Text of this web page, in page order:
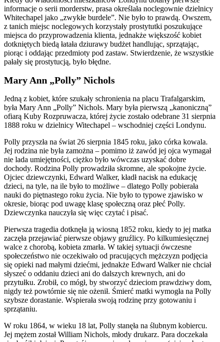
informacje o serii morderstw, prasa określała noclegownie dzielnicy
Whitechapel jako „zwykłe burdele”. Nie było to prawdą. Owszem,
z tanich miejsc noclegowych korzystały prostytutki poszukujące
miejsca do przyprowadzenia klienta, jednakże większość kobiet
dotkniętych biedą łatała dziurawy budżet handlując, sprzątając,
piorąc i oddając przedmioty pod zastaw. Stwierdzenie, że wszystkie
pałały się prostytucją, było błędne.
Mary Ann „Polly” Nichols
Jedną z kobiet, które szukały schronienia na placu Trafalgarskim,
była Mary Ann „Polly” Nichols. Mary była pierwszą „kanoniczną”
ofiarą Kuby Rozpruwacza, której życie zostało odebrane 31 sierpnia
1888 roku w dzielnicy Witechapel – wschodniej części Londynu.
Polly przyszła na świat 26 sierpnia 1845 roku, jako córka kowala.
Jej rodzina nie była zamożna – pomimo iż zawód jej ojca wymagał
nie lada umiejętności, ciężko było wówczas uzyskać dobre
dochody. Rodzina Polly prowadziła skromne, ale spokojne życie.
Ojciec dziewczynki, Edward Walker, kładł nacisk na edukację
dzieci, na tyle, na ile było to możliwe – dlatego Polly pobierała
nauki do piętnastego roku życia. Nie było to typowe zjawisko w
okresie, biorąc pod uwagę klasę społeczną oraz płeć Polly.
Dziewczynka nauczyła się więc czytać i pisać.
Pierwsza tragedia dotknęła ją wiosną 1852 roku, kiedy to jej matka
zaczęła przejawiać pierwsze objawy gruźlicy. Po kilkumiesięcznej
walce z chorobą, kobieta zmarła. W takiej sytuacji ówczesne
społeczeństwo nie oczekiwało od pracujących mężczyzn podjęcia
się opieki nad małymi dziećmi, jednakże Edward Walker nie chciał
słyszeć o oddaniu dzieci ani do dalszych krewnych, ani do
przytułku. Zrobił, co mógł, by stworzyć dzieciom prawdziwy dom,
nigdy też powtórnie się nie ożenił. Śmierć matki wymogła na Polly
szybsze dorastanie. Wspierała swoją rodzinę przy gotowaniu i
sprzątaniu.
W roku 1864, w wieku 18 lat, Polly stanęła na ślubnym kobiercu.
Jej mężem został William Nichols, młody drukarz. Para doczekała